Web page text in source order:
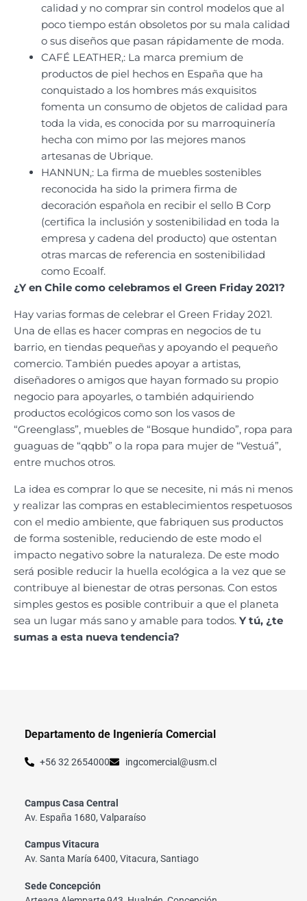
calidad y no comprar sin control modelos que al
poco tiempo están obsoletos por su mala calidad
o sus diseños que pasan rápidamente de moda.
CAFÉ LEATHER,: La marca premium de
productos de piel hechos en España que ha
conquistado a los hombres más exquisitos
fomenta un consumo de objetos de calidad para
toda la vida, es conocida por su marroquinería
hecha con mimo por las mejores manos
artesanas de Ubrique.
HANNUN,: La firma de muebles sostenibles
reconocida ha sido la primera firma de
decoración española en recibir el sello B Corp
(certifica la inclusión y sostenibilidad en toda la
empresa y cadena del producto) que ostentan
otras marcas de referencia en sostenibilidad
como Ecoalf.
¿Y en Chile como celebramos el Green Friday 2021?
Hay varias formas de celebrar el Green Friday 2021.
Una de ellas es hacer compras en negocios de tu
barrio, en tiendas pequeñas y apoyando el pequeño
comercio. También puedes apoyar a artistas,
diseñadores o amigos que hayan formado su propio
negocio para apoyarles, o también adquiriendo
productos ecológicos como son los vasos de
“Greenglass”, muebles de “Bosque hundido”, ropa para
guaguas de “qqbb” o la ropa para mujer de “Vestuá”,
entre muchos otros.
La idea es comprar lo que se necesite, ni más ni menos
y realizar las compras en establecimientos respetuosos
con el medio ambiente, que fabriquen sus productos
de forma sostenible, reduciendo de este modo el
impacto negativo sobre la naturaleza. De este modo
será posible reducir la huella ecológica a la vez que se
contribuye al bienestar de otras personas. Con estos
simples gestos es posible contribuir a que el planeta
sea un lugar más sano y amable para todos. Y tú, ¿te
sumas a esta nueva tendencia?
Departamento de Ingeniería Comercial
+56 32 2654000 ingcomercial@usm.cl
Campus Casa Central
Av. España 1680, Valparaíso
Campus Vitacura
Av. Santa María 6400, Vitacura, Santiago
Sede Concepción